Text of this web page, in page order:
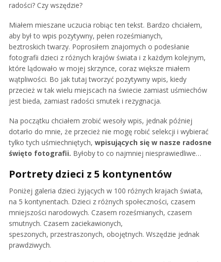
radości? Czy wszędzie?
Miałem mieszane uczucia robiąc ten tekst. Bardzo chciałem,
aby był to wpis pozytywny, pełen roześmianych,
beztroskich twarzy. Poprosiłem znajomych o podesłanie
fotografii dzieci z różnych krajów świata i z każdym kolejnym,
które lądowało w mojej skrzynce, coraz większe miałem
wątpliwości. Bo jak tutaj tworzyć pozytywny wpis, kiedy
przecież w tak wielu miejscach na świecie zamiast uśmiechów
jest bieda, zamiast radości smutek i rezygnacja.
Na początku chciałem zrobić wesoły wpis, jednak później
dotarło do mnie, że przecież nie mogę robić selekcji i wybierać
tylko tych uśmiechniętych, wpisujących się w nasze radosne
święto fotografii. Byłoby to co najmniej niesprawiedliwe…
Portrety dzieci z 5 kontynentów
Poniżej galeria dzieci żyjących w 100 różnych krajach świata,
na 5 kontynentach. Dzieci z różnych społeczności, czasem
mniejszości narodowych. Czasem roześmianych, czasem
smutnych. Czasem zaciekawionych,
speszonych, przestraszonych, obojętnych. Wszędzie jednak
prawdziwych.